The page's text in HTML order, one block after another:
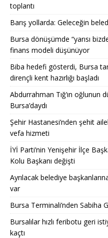
toplantı
Barış yollarda: Geleceğin
Bursa dönüşümde “yarısı
finans modeli düşünüyor
Biba hedefi gösterdi, Bursa
dirençli kent hazırlığı başladı
Abdurrahman Tığ’ın oğlunun
Bursa’daydı
Şehir Hastanesi’nden şehit
vefa hizmeti
İYİ Parti’nin Yenişehir İlçe
Kolu Başkanı değişti
Ayrılacak belediye
var
Bursa Terminali’nden Sabiha
Bursalılar hızlı feribotu geri
kaçtı